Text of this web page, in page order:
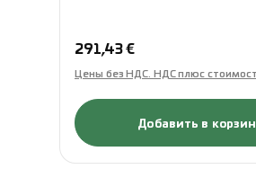
Обычная цена:
291,43 €
Цены без НДС. НДС плюс
Добавить в